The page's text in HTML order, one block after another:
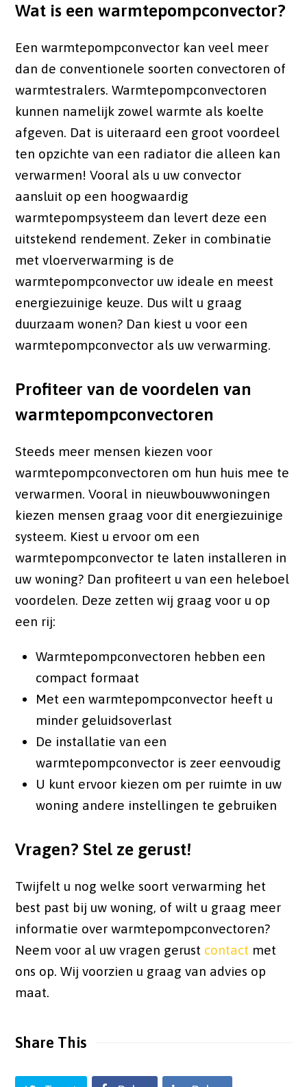
Wat is een warmtepompconvector?
Een warmtepompconvector kan veel meer
dan de conventionele soorten convectoren of
warmtestralers. Warmtepompconvectoren
kunnen namelijk zowel warmte als koelte
afgeven. Dat is uiteraard een groot voordeel
ten opzichte van een radiator die alleen kan
verwarmen! Vooral als u uw convector
aansluit op een hoogwaardig
warmtepompsysteem dan levert deze een
uitstekend rendement. Zeker in combinatie
met vloerverwarming is de
warmtepompconvector uw ideale en meest
energiezuinige keuze. Dus wilt u graag
duurzaam wonen? Dan kiest u voor een
warmtepompconvector als uw verwarming.
Profiteer van de voordelen van
warmtepompconvectoren
Steeds meer mensen kiezen voor
warmtepompconvectoren om hun huis mee te
verwarmen. Vooral in nieuwbouwwoningen
kiezen mensen graag voor dit energiezuinige
systeem. Kiest u ervoor om een
warmtepompconvector te laten installeren in
uw woning? Dan profiteert u van een heleboel
voordelen. Deze zetten wij graag voor u op
een rij:
Warmtepompconvectoren hebben een
compact formaat
Met een warmtepompconvector heeft u
minder geluidsoverlast
De installatie van een
warmtepompconvector is zeer eenvoudig
U kunt ervoor kiezen om per ruimte in uw
woning andere instellingen te gebruiken
Vragen? Stel ze gerust!
Twijfelt u nog welke soort verwarming het
best past bij uw woning, of wilt u graag meer
informatie over warmtepompconvectoren?
Neem voor al uw vragen gerust contact met
ons op. Wij voorzien u graag van advies op
maat.
Share This